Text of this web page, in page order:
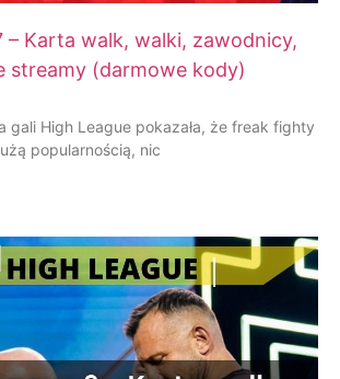
– Karta walk, walki, zawodnicy,
streamy (darmowe kody)
gali High League pokazała, że freak fighty
popularnością, nic